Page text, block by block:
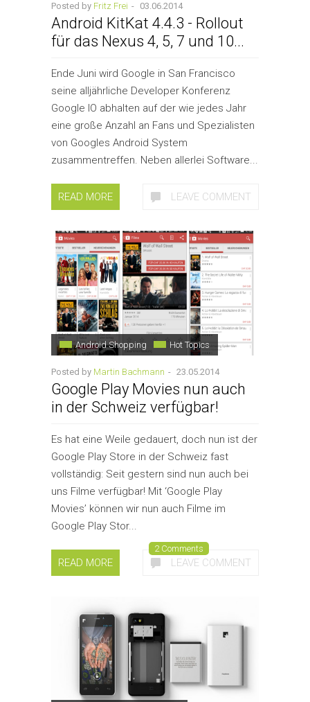
Posted by Fritz Frei - 03.06.2014
Android KitKat 4.4.3 - Rollout
für das Nexus 4, 5, 7 und 10...
Ende Juni wird Google in San Francisco
seine alljährliche Developer Konferenz
Google IO abhalten auf der wie jedes Jahr
eine große Anzahl an Fans und Spezialisten
von Googles Android System
zusammentreffen. Neben allerlei Software...
READ MORE LEAVE COMMENT
Android Shopping Hot Topics
Posted by Martin Bachmann - 23.05.2014
Google Play Movies nun auch
in der Schweiz verfügbar!
Es hat eine Weile gedauert, doch nun ist der
Google Play Store in der Schweiz fast
vollständig: Seit gestern sind nun auch bei
uns Filme verfügbar! Mit ‘Google Play
Movies’ können wir nun auch Filme im
Google Play Stor...
READ MORE
2 Comments
LEAVE COMMENT